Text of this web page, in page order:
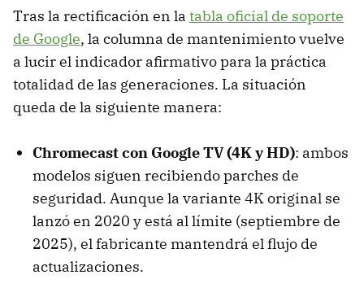
Tras la rectificación en la tabla oficial de soporte
de Google, la columna de mantenimiento vuelve
a lucir el indicador afirmativo para la práctica
totalidad de las generaciones. La situación
queda de la siguiente manera:
Chromecast con Google TV (4K y HD): ambos
modelos siguen recibiendo parches de
seguridad. Aunque la variante 4K original se
lanzó en 2020 y está al límite (septiembre de
2025), el fabricante mantendrá el flujo de
actualizaciones.